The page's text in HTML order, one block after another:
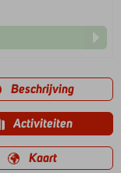
Beschrijving
Activiteiten
Kaart